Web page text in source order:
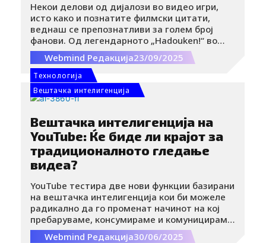
Некои делови од дијалози во видео игри,
исто како и познатите филмски цитати,
веднаш се препознатливи за голем број
фанови. Од легендарното „Hadouken!“ во
Street Fighter, преку контроверзното
„Remember, no Russian“ од Call of Duty, до
култното „Would you kindly?“ од BioShock, овие
реченици се толку впечатливи, духовити или
морничави што незабележливо влегле во
појават во мимови или на социјалните
мрежи, речиси секој ја разбира референцата.
Webmind Редакција23/09/2025
Tехнологија
Вештачка интелигенција
Вештачка интелигенција на
YouTube: Ќе биде ли крајот за
традиционалното гледање
видеа?
YouTube тестира две нови функции базирани
на вештачка интелигенција кои би можеле
радикално да го променат начинот на кој
пребаруваме, консумираме и комуницираме
со содржината на платформата.
Webmind Редакција30/06/2025